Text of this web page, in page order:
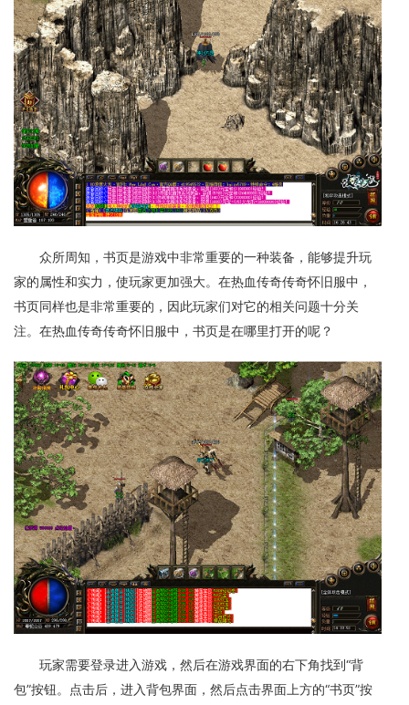
众所周知，书页是游戏中非常重要的一种装备，能够提升玩
家的属性和实力，使玩家更加强大。在热血传奇传奇怀旧服中，
书页同样也是非常重要的，因此玩家们对它的相关问题十分关
注。在热血传奇传奇怀旧服中，书页是在哪里打开的呢？
玩家需要登录进入游戏，然后在游戏界面的右下角找到“背
包”按钮。点击后，进入背包界面，然后点击界面上方的“书页”按